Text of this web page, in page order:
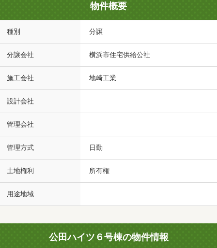
物件概要
種別 分譲
分譲会社 横浜市住宅供給公社
施工会社 地崎工業
設計会社
管理会社
管理方式 日勤
土地権利 所有権
用途地域
公田ハイツ６号棟の物件情報